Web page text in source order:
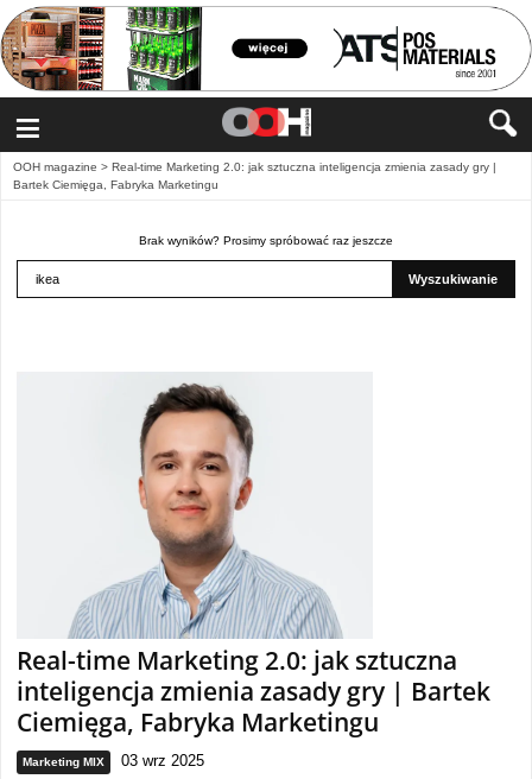
≡
OOH magazine > Real-time Marketing 2.0: jak sztuczna inteligencja zmienia zasady gry |
Bartek Ciemięga, Fabryka Marketingu
Brak wyników? Prosimy spróbować raz jeszcze
Wyszukiwanie
Real-time Marketing 2.0: jak sztuczna
inteligencja zmienia zasady gry | Bartek
Ciemięga, Fabryka Marketingu
Marketing MIX 03 wrz 2025